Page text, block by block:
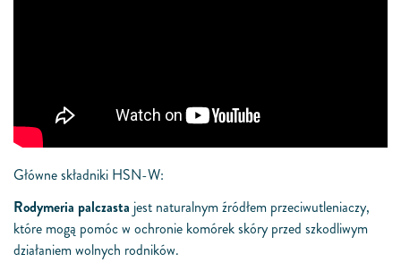
Główne składniki HSN-W:
Rodymeria palczasta jest naturalnym źródłem przeciwutleniaczy,
które mogą pomóc w ochronie komórek skóry przed szkodliwym
działaniem wolnych rodników.